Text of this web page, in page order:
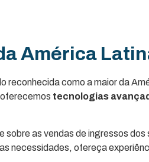
América
reconhecida como a maior da
tecnologias
as vendas de ingressos dos
necessidades, ofereça